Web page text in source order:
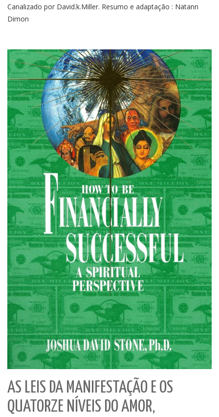
Canalizado por David.k.Miller. Resumo e adaptação : Natann
Dimon
AS LEIS DA MANIFESTAÇÃO E OS
QUATORZE NÍVEIS DO AMOR,